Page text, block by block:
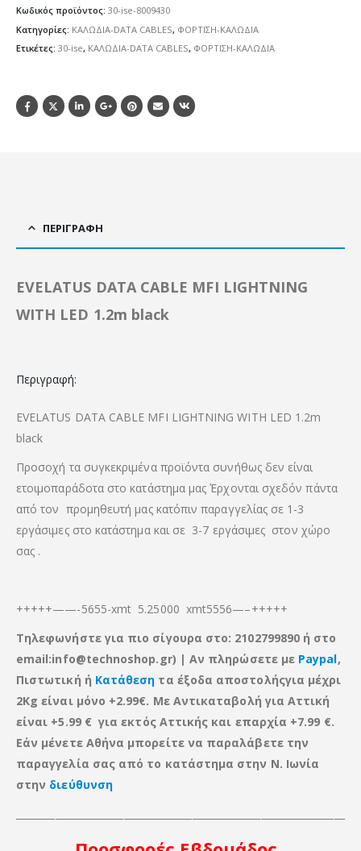
Κωδικός προϊόντος: 30-ise-8009430
Κατηγορίες: ΚΑΛΩΔΙΑ-DATA CABLES, ΦΟΡΤΙΣΗ-ΚΑΛΩΔΙΑ
Ετικέτες: 30-ise, ΚΑΛΩΔΙΑ-DATA CABLES, ΦΟΡΤΙΣΗ-ΚΑΛΩΔΙΑ
ΠΕΡΙΓΡΑΦΉ
EVELATUS DATA CABLE MFI LIGHTNING
WITH LED 1.2m black
Περιγραφή:
EVELATUS DATA CABLE MFI LIGHTNING WITH LED 1.2m
black
Προσοχή τα συγκεκριμένα προϊόντα συνήθως δεν είναι
ετοιμοπαράδοτα στο κατάστημα μας Έρχονται σχεδόν πάντα
από τον προμηθευτή μας κατόπιν παραγγελίας σε 1-3
εργάσιμες στο κατάστημα και σε 3-7 εργάσιμες στον χώρο
σας .
+++++——-5655-xmt 5.25000 xmt5556—–+++++
Τηλεφωνήστε για πιο σίγουρα στο: 2102799890 ή στο
email:info@technoshop.gr) | Αν πληρώσετε με Paypal,
Πιστωτική ή Κατάθεση τα έξοδα αποστολήςγια μέχρι
2Kg είναι μόνο +2.99€. Με Αντικαταβολή για Αττική
είναι +5.99 € για εκτός Αττικής και επαρχία +7.99 €.
Εάν μένετε Αθήνα μπορείτε να παραλάβετε την
παραγγελία σας από το κατάστημα στην Ν. Ιωνία
στην διεύθυνση